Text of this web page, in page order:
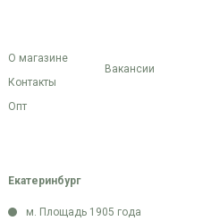
О магазине
Контакты
Опт
Вакансии
Екатеринбург
м. Площадь 1905 года